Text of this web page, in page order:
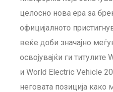
целосно нова ера за
официјалното
веќе доби значајно
освојувајќи ги титулите
и World Electric Vehicle
неговата позиција